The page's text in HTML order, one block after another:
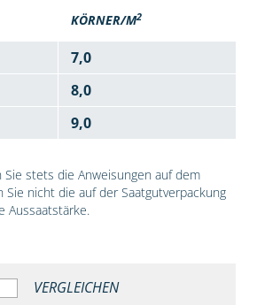
KÖRNER/M2
7,0
8,0
9,0
stets die Anweisungen auf dem
nicht die auf der Saatgutverpackung
Aussaatstärke.
VERGLEICHEN